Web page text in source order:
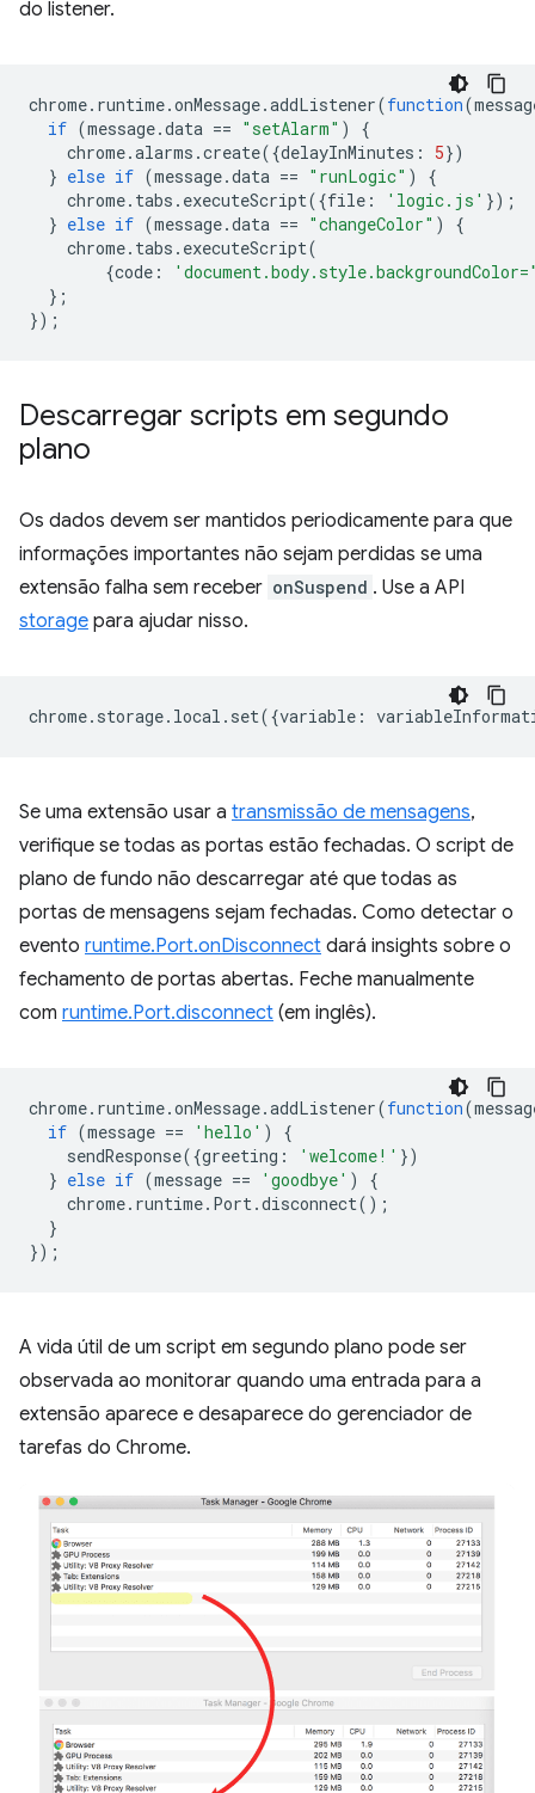
do listener.
chrome. runtime.onMessage.addListener(function(
if (message.data == "setAlarm" )
{
chrome.alarms .create({delayInMinutes : 5})
} else if (message.data == "runLogic" )
{
chrome. tabs . executeScript({file : 'logic.js' });
} else if (message.data == "changeColor" )
{
chrome. tabs . executeScript(
{code :
};
});
Descarregar scripts em segundo
plano
Os dados devem ser mantidos periodicamente para que
informações importantes não sejam perdidas se uma
extensão falha sem receber onSuspend . Use a API
storage para ajudar nisso.
chrome. storage. local . set({variable :
Se uma extensão usar a transmissão de mensagens,
verifique se todas as portas estão fechadas. O script de
plano de fundo não descarregar até que todas as
portas de mensagens sejam fechadas. Como detectar o
evento runtime.Port.onDisconnect dará insights sobre o
fechamento de portas abertas. Feche manualmente
com runtime.Port.disconnect (em inglês).
chrome. runtime.onMessage.addListener(function(
if (message == 'hello' )
{
sendResponse({greeting : 'welcome!' })
} else if (message == 'goodbye' )
{
chrome. runtime. Port.disconnect();
}
});
A vida útil de um script em segundo plano pode ser
observada ao monitorar quando uma entrada para a
extensão aparece e desaparece do gerenciador de
tarefas do Chrome.